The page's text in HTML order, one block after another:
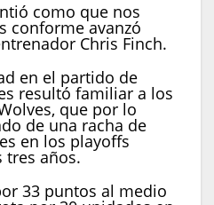
como que nos
conforme avanzó
Chris Finch.
en el partido de
resultó familiar a los
que por lo
de una racha de
en los playoffs
años.
33 puntos al medio